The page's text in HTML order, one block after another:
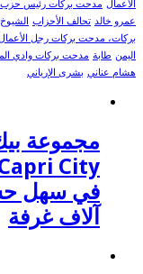
الأعمال مدحت بركات رئيس حزب
عمرو خالد تحالف الأحزاب الشيوخ
بركات، مدحت بركات رجل
اليمن طابة مدحت بركات وادي
هشام عناني بشرى الإرياني
مجموعة
آلاف غرفة